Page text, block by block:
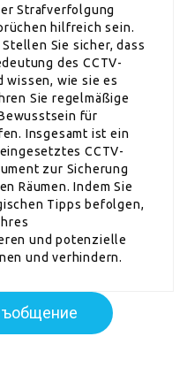
Strafverfolgung
hilfreich sein.
Sie sicher, dass
des CCTV-
wissen, wie sie es
Sie regelmäßige
für
Insgesamt ist ein
CCTV-
zur Sicherung
Räumen. Indem Sie
Tipps befolgen,
und potenzielle
und verhindern.